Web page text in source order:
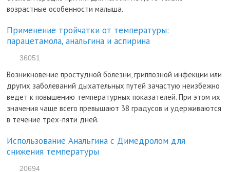
возрастные особенности малыша.
Применение тройчатки от температуры:
парацетамола, анальгина и аспирина
36051
Возникновение простудной болезни, гриппозной инфекции или
других заболеваний дыхательных путей зачастую неизбежно
ведет к повышению температурных показателей. При этом их
значения чаще всего превышают 38 градусов и удерживаются
в течение трех-пяти дней.
Использование Анальгина с Димедролом для
снижения температуры
20694